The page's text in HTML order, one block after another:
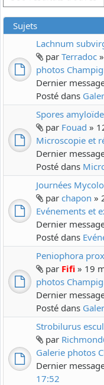
Sujets
Lachnum
par Terradoc
photos
Dernier
Posté dans
Spores
par Fouad »
Microscopie et
Dernier
Posté dans
Journées
par chapon »
Evénements et
Dernier
Posté dans
Peniophora
par Fifi » 19
photos
Dernier
Posté dans
Strobilurus
par
Galerie photos
Dernier
17:52